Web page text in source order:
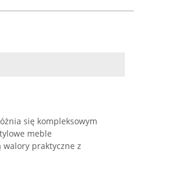
się kompleksowym
meble
walory praktyczne z